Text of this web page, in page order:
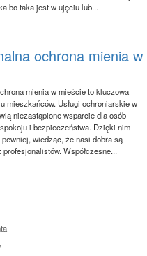
bo taka jest w ujęciu lub...
ochrona mienia w
mienia w mieście to kluczowa
mieszkańców. Usługi ochroniarskie w
niezastąpione wsparcie dla osób
i bezpieczeństwa. Dzięki nim
wiedząc, że nasi dobra są
Współczesne...